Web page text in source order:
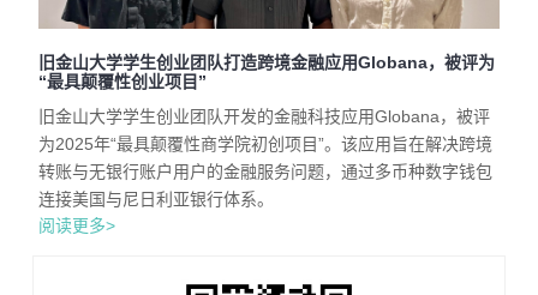
旧金山大学学生创业团队打造跨境金融应用Globana，被评为
“最具颠覆性创业项目”
旧金山大学学生创业团队开发的金融科技应用Globana，被评
为2025年“最具颠覆性商学院初创项目”。该应用旨在解决跨境
转账与无银行账户用户的金融服务问题，通过多币种数字钱包
连接美国与尼日利亚银行体系。
阅读更多>